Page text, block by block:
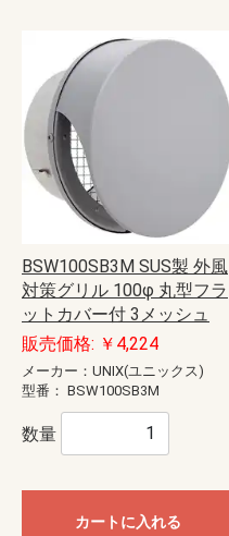
BSW100SB3M SUS製 外風
対策グリル 100φ 丸型フラ
ットカバー付 3メッシュ
販売価格: ￥4,224
メーカー：UNIX(ユニックス)
型番： BSW100SB3M
数量
カートに入れる